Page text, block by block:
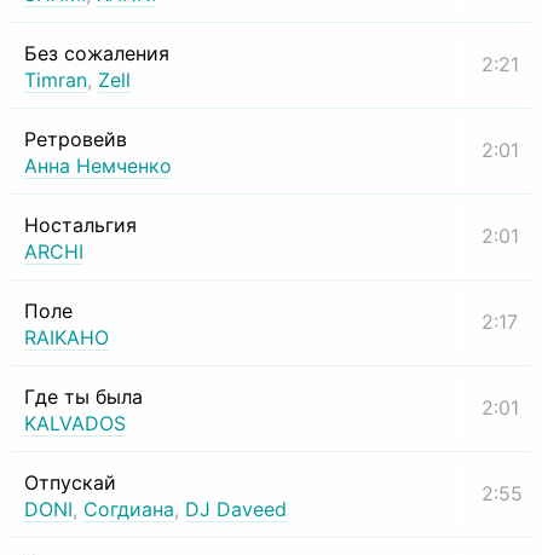
Без сожаления
Timran, Zell
2:21
Ретровейв
Анна Немченко
2:01
Ностальгия
ARCHI
2:01
Поле
RAIKAHO
2:17
Где ты была
KALVADOS
2:01
Отпускай
DONI, Согдиана, DJ Daveed
2:55